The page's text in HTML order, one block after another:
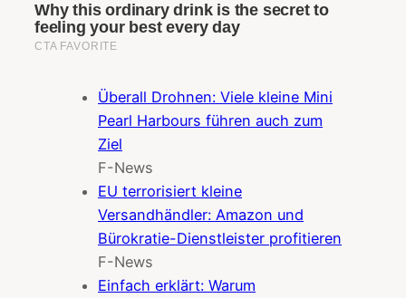
Überall Drohnen: Viele kleine Mini
Pearl Harbours führen auch zum
Ziel
F-News
EU terrorisiert kleine
Versandhändler: Amazon und
Bürokratie-Dienstleister profitieren
F-News
Einfach erklärt: Warum